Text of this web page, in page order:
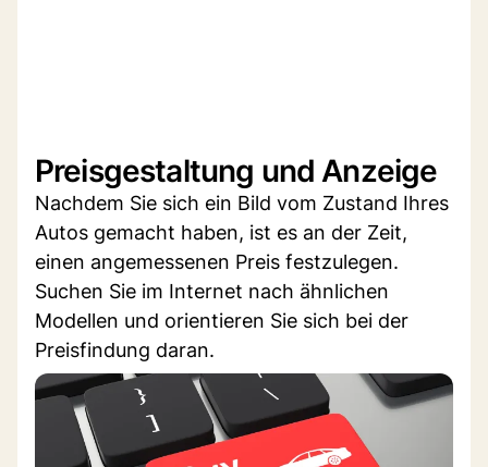
Preisgestaltung und Anzeige
Nachdem Sie sich ein Bild vom Zustand Ihres
Autos gemacht haben, ist es an der Zeit,
einen angemessenen Preis festzulegen.
Suchen Sie im Internet nach ähnlichen
Modellen und orientieren Sie sich bei der
Preisfindung daran.